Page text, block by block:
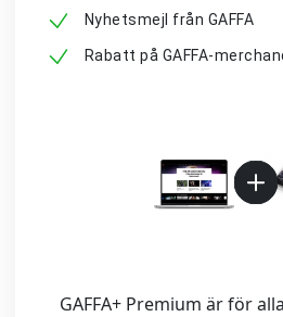
Nyhetsmejl från GAFFA
Rabatt på GAFFA-
GAFFA+ Premium är för